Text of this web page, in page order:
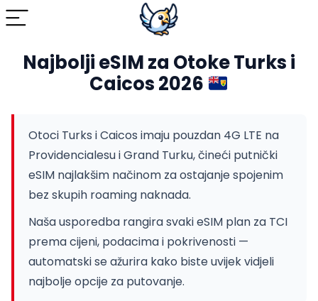
Najbolji eSIM za Otoke Turks i
Caicos 2026
Otoci Turks i Caicos imaju pouzdan 4G LTE na
Providencialesu i Grand Turku, čineći putnički
eSIM najlakšim načinom za ostajanje spojenim
bez skupih roaming naknada.
Naša usporedba rangira svaki eSIM plan za TCI
prema cijeni, podacima i pokrivenosti —
automatski se ažurira kako biste uvijek vidjeli
najbolje opcije za putovanje.